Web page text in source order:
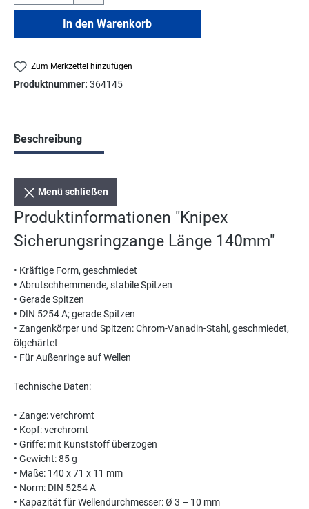
In den Warenkorb
Zum Merkzettel hinzufügen
Produktnummer: 364145
Beschreibung
Menü schließen
Produktinformationen "Knipex
Sicherungsringzange Länge 140mm"
• Kräftige Form, geschmiedet
• Abrutschhemmende, stabile Spitzen
• Gerade Spitzen
• DIN 5254 A; gerade Spitzen
• Zangenkörper und Spitzen: Chrom-Vanadin-Stahl, geschmiedet,
ölgehärtet
• Für Außenringe auf Wellen
Technische Daten:
• Zange: verchromt
• Kopf: verchromt
• Griffe: mit Kunststoff überzogen
• Gewicht: 85 g
• Maße: 140 x 71 x 11 mm
• Norm: DIN 5254 A
• Kapazität für Wellendurchmesser: Ø 3 – 10 mm